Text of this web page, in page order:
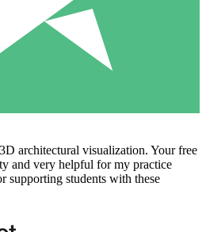
architectural visualization. Your free
and very helpful for my practice
supporting students with these